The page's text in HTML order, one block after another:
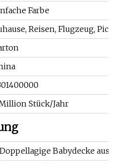
Farbe
Reisen, Flugzeug,
Stück/Jahr
Doppellagige Babydecke aus